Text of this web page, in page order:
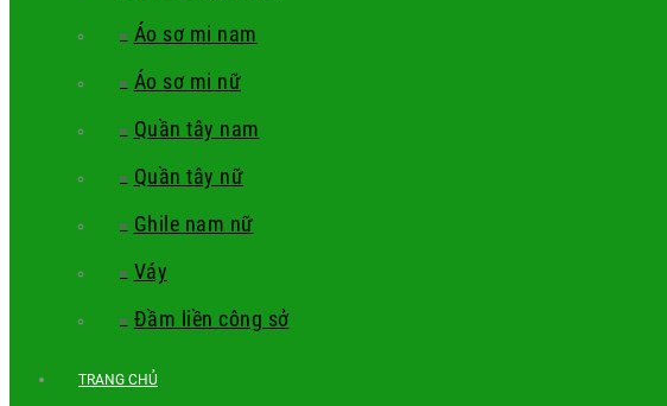
Áo sơ mi nam
Áo sơ mi nữ
Quần tây nam
Quần tây nữ
Ghile nam nữ
Váy
Đầm liền công sở
TRANG CHỦ